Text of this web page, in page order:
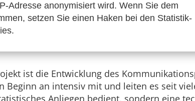
eine Kooperation zwischen dem
bezeichnen würden? In
ist die Entwicklung des
Beginn an intensiv mit und leiten es seit
Anliegen bedient, sondern eine
Adresse anonymisiert wird. Wenn Sie dem
setzen Sie einen Haken bei den Statistik-